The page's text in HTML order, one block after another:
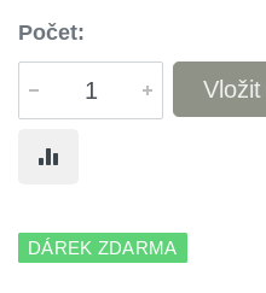
Počet:
DÁREK ZDARMA